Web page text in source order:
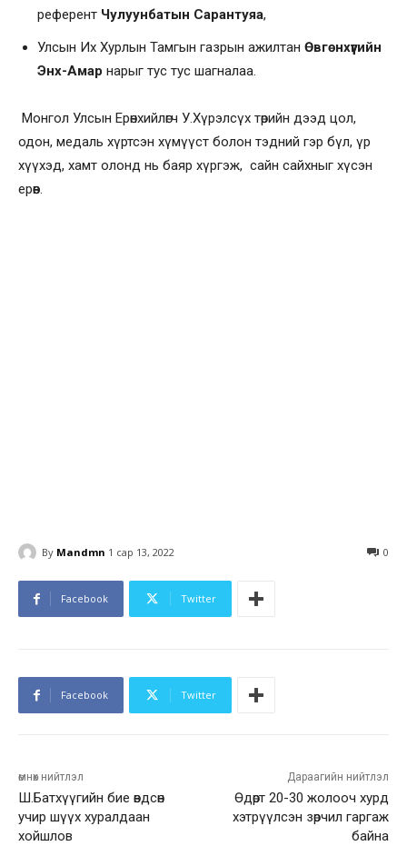
референт Чулуунбатын Сарантуяа,
Улсын Их Хурлын Тамгын газрын ажилтан Өвгөнхүүгийн
Энх-Амар нарыг тус тус шагналаа.
Монгол Улсын Ерөнхийлөгч У.Хүрэлсүх төрийн дээд цол,
одон, медаль хүртсэн хүмүүст болон тэдний гэр бүл, үр
хүүхэд, хамт олонд нь баяр хүргэж, сайн сайхныг хүсэн
ерөөв.
By Mandmn 1 сар 13, 2022 0
Facebook Twitter
Facebook Twitter
өмнөх нийтлэл
Ш.Батхүүгийн бие өвдсөн
учир шүүх хуралдаан
хойшлов
Дараагийн нийтлэл
Өдөрт 20-30 жолооч хурд
хэтрүүлсэн зөрчил гаргаж
байна